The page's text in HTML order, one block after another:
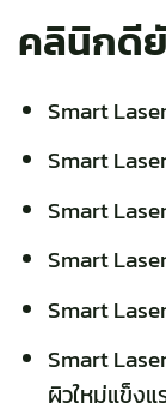
คลินิกดี
Smart
Smart
Smart
Smart
Smart
Smart
ผิวใหม่แข็งแ